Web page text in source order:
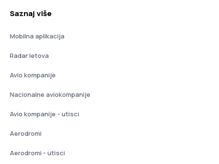
Saznaj više
Mobilna aplikacija
Radar letova
Avio kompanije
Nacionalne aviokompanije
Avio kompanije - utisci
Aerodromi
Aerodromi - utisci